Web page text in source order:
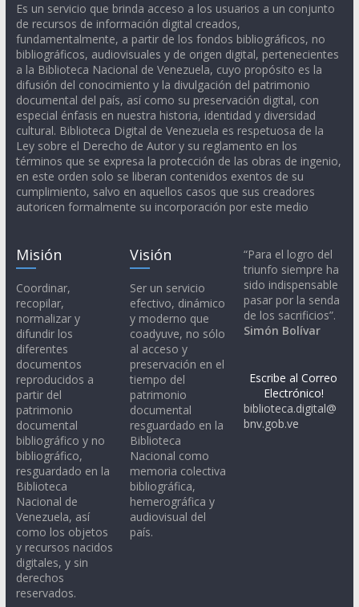
Es un servicio que brinda acceso a los usuarios a un conjunto
de recursos de información digital creados,
fundamentalmente, a partir de los fondos bibliográficos, no
bibliográficos, audiovisuales y de origen digital, pertenecientes
a la Biblioteca Nacional de Venezuela, cuyo propósito es la
difusión del conocimiento y la divulgación del patrimonio
documental del país, así como su preservación digital, con
especial énfasis en nuestra historia, identidad y diversidad
cultural. Biblioteca Digital de Venezuela es respetuosa de la
Ley sobre el Derecho de Autor y su reglamento en los
términos que se expresa la protección de las obras de ingenio,
en este orden solo se liberan contenidos exentos de su
cumplimiento, salvo en aquellos casos que sus creadores
autoricen formalmente su incorporación por este medio
Misión
Coordinar,
recopilar,
normalizar y
difundir los
diferentes
documentos
reproducidos a
partir del
patrimonio
documental
bibliográfico y no
bibliográfico,
resguardado en la
Biblioteca
Nacional de
Venezuela, así
como los objetos
y recursos nacidos
digitales, y sin
derechos
reservados.
Visión
Ser un servicio
efectivo, dinámico
y moderno que
coadyuve, no sólo
al acceso y
preservación en el
tiempo del
patrimonio
documental
resguardado en la
Biblioteca
Nacional como
memoria colectiva
bibliográfica,
hemerográfica y
audiovisual del
país.
“Para el logro del
triunfo siempre ha
sido indispensable
pasar por la senda
de los sacrificios”.
Simón Bolívar
Escribe al Correo
Electrónico!
biblioteca.digital@
bnv.gob.ve